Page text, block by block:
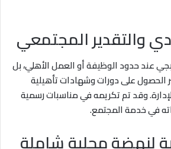
والتقدير المجتمعي
عند حدود الوظيفة أو العمل الأهلي، بل
الحصول على دورات وشهادات تأهيلية
وقد تم تكريمه في مناسبات رسمية
في خدمة المجتمع.
لنهضة محلية شاملة